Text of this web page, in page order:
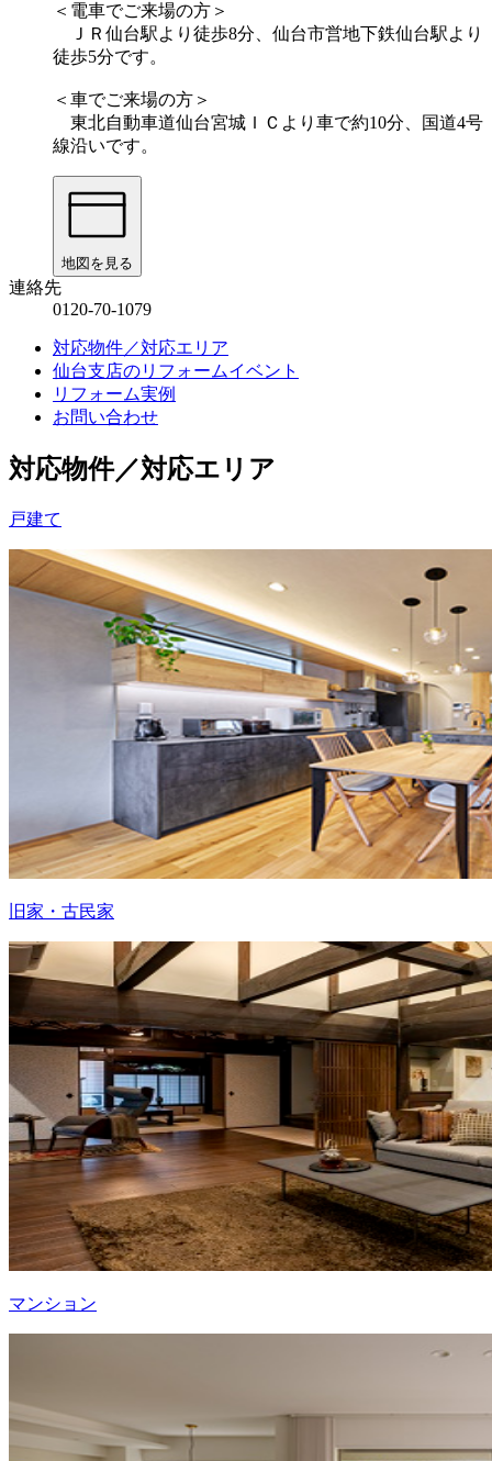
＜電車でご来場の方＞
ＪＲ仙台駅より徒歩8分、仙台市営地下鉄仙台駅より
徒歩5分です。
＜車でご来場の方＞
東北自動車道仙台宮城ＩＣより車で約10分、国道4号
線沿いです。
地図を見る
連絡先
0120-70-1079
対応物件／対応エリア
仙台支店のリフォームイベント
リフォーム実例
お問い合わせ
対応物件／対応エリア
戸建て
旧家・古民家
マンション